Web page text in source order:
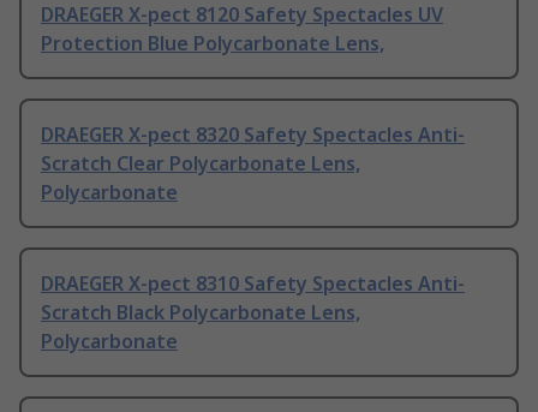
DRAEGER X-pect 8120 Safety Spectacles UV
Protection Blue Polycarbonate Lens,
DRAEGER X-pect 8320 Safety Spectacles Anti-
Scratch Clear Polycarbonate Lens,
Polycarbonate
DRAEGER X-pect 8310 Safety Spectacles Anti-
Scratch Black Polycarbonate Lens,
Polycarbonate